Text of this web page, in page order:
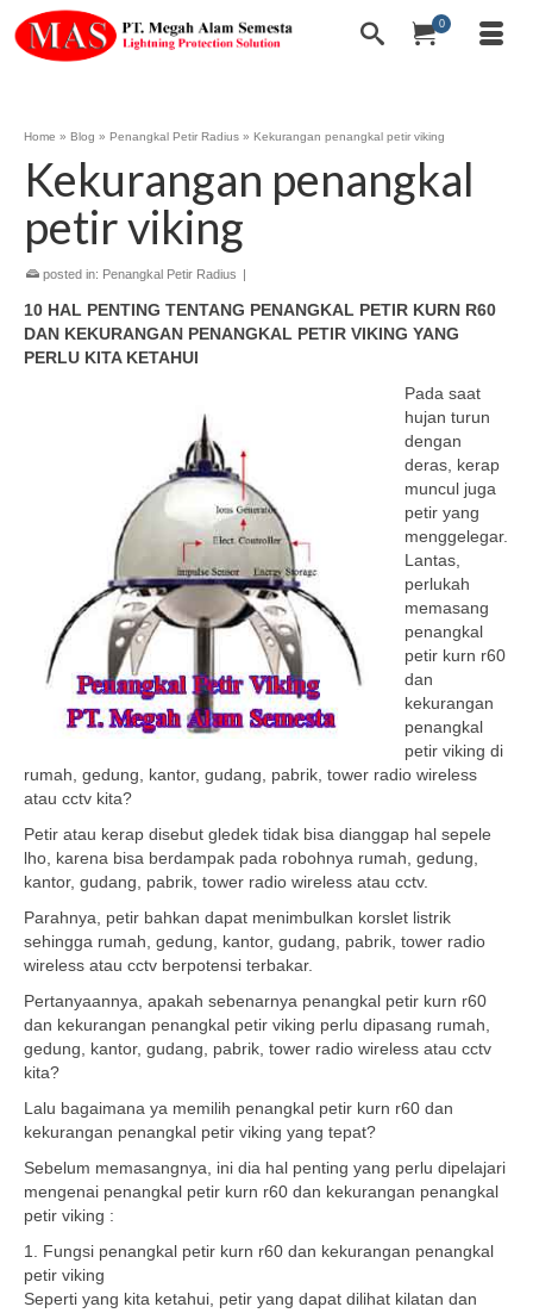
0
Home » Blog » Penangkal Petir Radius » Kekurangan penangkal petir viking
Kekurangan penangkal
petir viking
posted in: Penangkal Petir Radius |
10 HAL PENTING TENTANG PENANGKAL PETIR KURN R60
DAN KEKURANGAN PENANGKAL PETIR VIKING YANG
PERLU KITA KETAHUI
Pada saat
hujan turun
dengan
deras, kerap
muncul juga
petir yang
menggelegar.
Lantas,
perlukah
memasang
penangkal
petir kurn r60
dan
kekurangan
penangkal
petir viking di
rumah, gedung, kantor, gudang, pabrik, tower radio wireless
atau cctv kita?
Petir atau kerap disebut gledek tidak bisa dianggap hal sepele
lho, karena bisa berdampak pada robohnya rumah, gedung,
kantor, gudang, pabrik, tower radio wireless atau cctv.
Parahnya, petir bahkan dapat menimbulkan korslet listrik
sehingga rumah, gedung, kantor, gudang, pabrik, tower radio
wireless atau cctv berpotensi terbakar.
Pertanyaannya, apakah sebenarnya penangkal petir kurn r60
dan kekurangan penangkal petir viking perlu dipasang rumah,
gedung, kantor, gudang, pabrik, tower radio wireless atau cctv
kita?
Lalu bagaimana ya memilih penangkal petir kurn r60 dan
kekurangan penangkal petir viking yang tepat?
Sebelum memasangnya, ini dia hal penting yang perlu dipelajari
mengenai penangkal petir kurn r60 dan kekurangan penangkal
petir viking :
1. Fungsi penangkal petir kurn r60 dan kekurangan penangkal
petir viking
Seperti yang kita ketahui, petir yang dapat dilihat kilatan dan